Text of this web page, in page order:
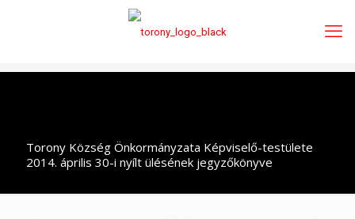
Torony Község Önkormányzata Képviselő-testülete
2014. április 30-i nyílt ülésének jegyzőkönyve